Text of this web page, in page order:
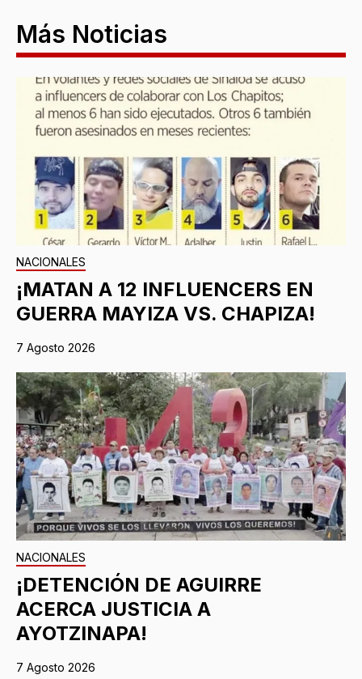
Más Noticias
NACIONALES
¡MATAN A 12 INFLUENCERS EN
GUERRA MAYIZA VS. CHAPIZA!
7 Agosto 2026
NACIONALES
¡DETENCIÓN DE AGUIRRE
ACERCA JUSTICIA A
AYOTZINAPA!
7 Agosto 2026